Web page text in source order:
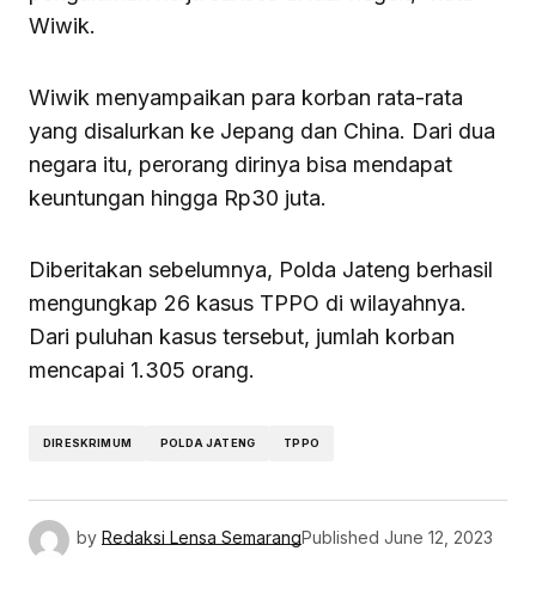
Wiwik.
Wiwik menyampaikan para korban rata-rata
yang disalurkan ke Jepang dan China. Dari dua
negara itu, perorang dirinya bisa mendapat
keuntungan hingga Rp30 juta.
Diberitakan sebelumnya, Polda Jateng berhasil
mengungkap 26 kasus TPPO di wilayahnya.
Dari puluhan kasus tersebut, jumlah korban
mencapai 1.305 orang.
DIRESKRIMUM POLDA JATENG TPPO
by Redaksi Lensa SemarangPublished June 12, 2023